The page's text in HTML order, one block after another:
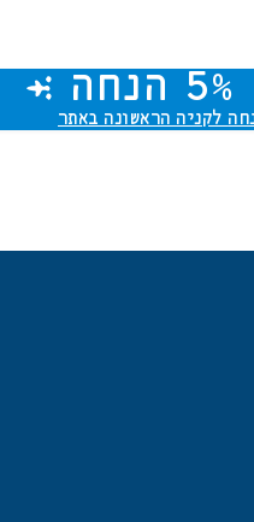
לקניה הראשונה באתר